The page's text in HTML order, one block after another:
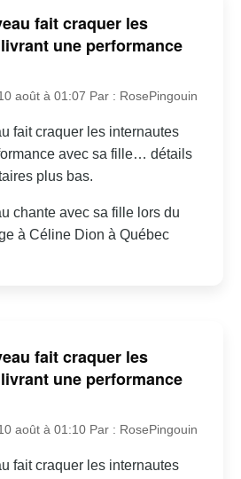
fait craquer les
une performance
août à 01:07 Par : RosePingouin
fait craquer les internautes
avec sa fille… détails
plus bas.
chante avec sa fille lors du
à Céline Dion à Québec
fait craquer les
une performance
août à 01:10 Par : RosePingouin
fait craquer les internautes